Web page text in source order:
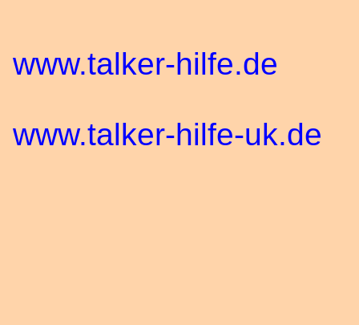
www.talker-hilfe.de
www.talker-hilfe-uk.de